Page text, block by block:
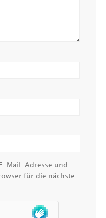
Mail-Adresse und
für die nächste